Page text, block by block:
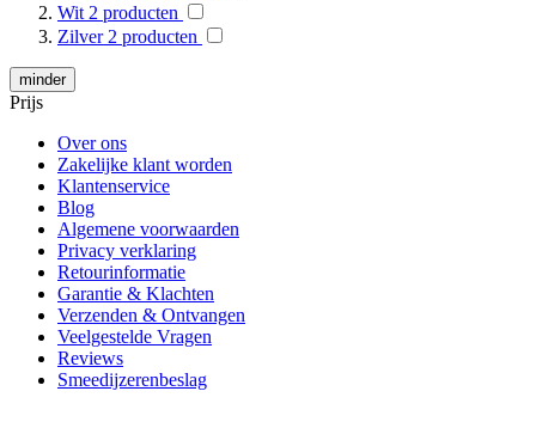
Wit 2 producten
Zilver 2 producten
minder
Prijs
Over ons
Zakelijke klant worden
Klantenservice
Blog
Algemene voorwaarden
Privacy verklaring
Retourinformatie
Garantie & Klachten
Verzenden & Ontvangen
Veelgestelde Vragen
Reviews
Smeedijzerenbeslag